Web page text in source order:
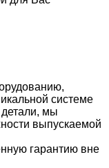
системе
мы
выпускаемой
гарантию вне